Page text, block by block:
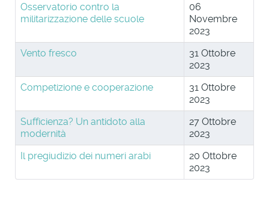
Osservatorio contro la
militarizzazione delle scuole
06
Novembre
2023
Vento fresco
31 Ottobre
2023
Competizione e cooperazione
31 Ottobre
2023
Sufficienza? Un antidoto alla
modernità
27 Ottobre
2023
Il pregiudizio dei numeri arabi
20 Ottobre
2023